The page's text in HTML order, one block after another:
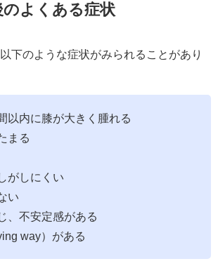
のよくある症状
下のような症状がみられることがあり
以内に膝が大きく腫れる
まる
がしにくい
い
、不安定感がある
way）がある